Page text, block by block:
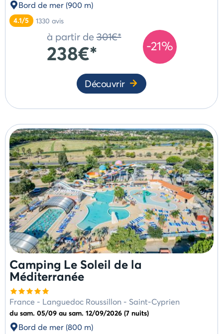
Bord de mer (900 m)
4.1/5 1330 avis
-21%
à partir de 301€*
238€*
Découvrir
Camping Le Soleil de la
Méditerranée
France - Languedoc Roussillon - Saint-Cyprien
du sam. 05/09 au sam. 12/09/2026 (7 nuits)
Bord de mer (800 m)